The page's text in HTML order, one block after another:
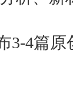
3-4篇